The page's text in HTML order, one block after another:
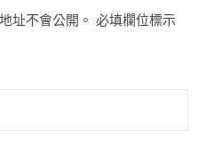
址不會公開。 必填欄位標示